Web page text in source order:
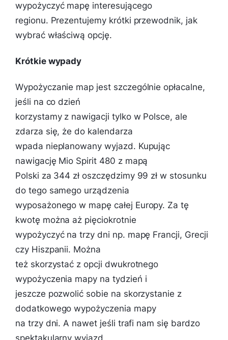
wypożyczyć mapę interesującego
regionu. Prezentujemy krótki przewodnik, jak
wybrać właściwą opcję.
Krótkie wypady
Wypożyczanie map jest szczególnie opłacalne,
jeśli na co dzień
korzystamy z nawigacji tylko w Polsce, ale
zdarza się, że do kalendarza
wpada nieplanowany wyjazd. Kupując
nawigację Mio Spirit 480 z mapą
Polski za 344 zł oszczędzimy 99 zł w stosunku
do tego samego urządzenia
wyposażonego w mapę całej Europy. Za tę
kwotę można aż pięciokrotnie
wypożyczyć na trzy dni np. mapę Francji, Grecji
czy Hiszpanii. Można
też skorzystać z opcji dwukrotnego
wypożyczenia mapy na tydzień i
jeszcze pozwolić sobie na skorzystanie z
dodatkowego wypożyczenia mapy
na trzy dni. A nawet jeśli trafi nam się bardzo